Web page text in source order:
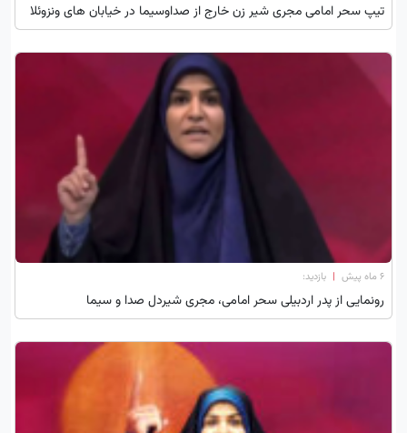
تیپ سحر امامی مجری شیر زن خارج از صداوسیما در خیابان های ونزوئلا
۶ ماه پیش | بازدید:
رونمایی از پدر اردبیلی سحر امامی، مجری شیردل صدا و سیما